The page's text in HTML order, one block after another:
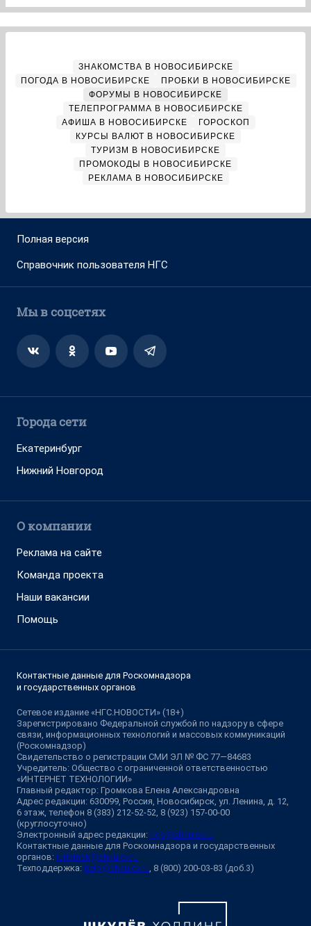
ЗНАКОМСТВА В НОВОСИБИРСКЕ
ПОГОДА В НОВОСИБИРСКЕ
ПРОБКИ В НОВОСИБИРСКЕ
ФОРУМЫ В НОВОСИБИРСКЕ
ТЕЛЕПРОГРАММА В НОВОСИБИРСКЕ
АФИША В НОВОСИБИРСКЕ
ГОРОСКОП
КУРСЫ ВАЛЮТ В НОВОСИБИРСКЕ
ТУРИЗМ В НОВОСИБИРСКЕ
ПРОМОКОДЫ В НОВОСИБИРСКЕ
РЕКЛАМА В НОВОСИБИРСКЕ
Полная версия
Справочник пользователя НГС
Мы в соцсетях
Города сети
Екатеринбург
Нижний Новгород
О компании
Реклама на сайте
Команда проекта
Наши вакансии
Помощь
Контактные данные для Роскомнадзора
и государственных органов
Сетевое издание «НГС.НОВОСТИ» (18+)
Зарегистрировано Федеральной службой по надзору в сфере
связи, информационных технологий и массовых коммуникаций
(Роскомнадзор)
Свидетельство о регистрации СМИ ЭЛ № ФС 77—84683
Учредитель: Общество с ограниченной ответственностью
«ИНТЕРНЕТ ТЕХНОЛОГИИ»
Главный редактор: Громкова Елена Александровна
Адрес редакции: 630099, Россия, Новосибирск, ул. Ленина, д. 12,
6 этаж, телефон 8 (383) 212-52-52, 8 (923) 157-00-00
(круглосуточно)
Электронный адрес редакции: ngs@shkulev.ru
Контактные данные для Роскомнадзора и государственных
органов: juristnsk@shkulev.ru
Техподдержка: help@shkulev.ru, 8 (800) 200-03-83 (доб.3)